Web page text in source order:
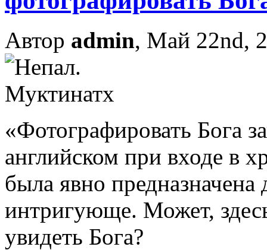
Автор admin, Май 22nd,
«Фотографировать Бога
английском при входе в
была явно
интригующе. Может,
увидеть Бога?